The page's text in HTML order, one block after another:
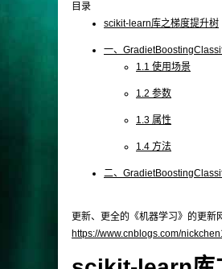
目录
scikit-learn库之梯度提升树
一、
1.1 使用场景
1.2 参数
1.3 属性
1.4 方法
二、
更新、更全的《机器学习》的更新
https://www.cnblogs.com/